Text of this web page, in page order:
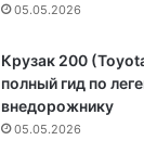
05.05.2026
Крузак 200
полный гид по
внедорожнику
05.05.2026